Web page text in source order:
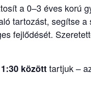
a 0–3 éves korú
tartozást, segítse
fejlődését.
közötttartjuk –